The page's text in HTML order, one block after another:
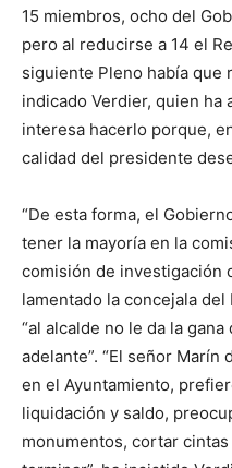
15 miembros, ocho del
pero al reducirse a 14 el
siguiente Pleno había que
indicado Verdier, quien ha
interesa hacerlo porque,
calidad del presidente
“De esta forma, el
tener la mayoría en la
comisión de investigación
lamentado la concejala del
“al alcalde no le da la
adelante”. “El señor Marín
en el Ayuntamiento,
liquidación y saldo,
monumentos, cortar